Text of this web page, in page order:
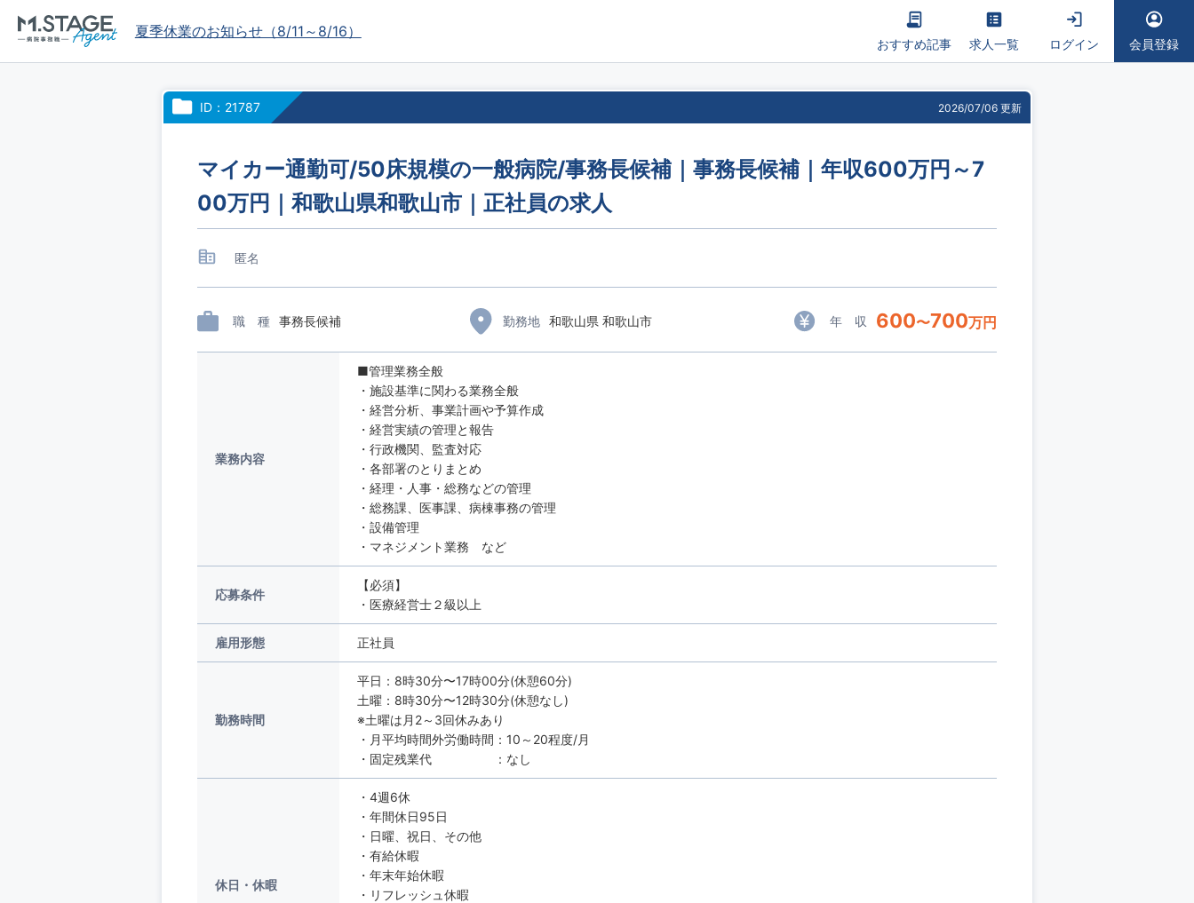
夏季休業のお知らせ（8/11～8/16）
おすすめ記事 求人一覧 ログイン 会員登録
ID：21787 2026/07/06 更新
マイカー通勤可/50床規模の一般病院/事務長候補｜事務長候補｜年収600万円～7
00万円｜和歌山県和歌山市｜正社員の求人
匿名
職 種 事務長候補 勤務地 和歌山県 和歌山市 年 収 600〜700万円
業務内容
■管理業務全般
・施設基準に関わる業務全般
・経営分析、事業計画や予算作成
・経営実績の管理と報告
・行政機関、監査対応
・各部署のとりまとめ
・経理・人事・総務などの管理
・総務課、医事課、病棟事務の管理
・設備管理
・マネジメント業務 など
応募条件
【必須】
・医療経営士２級以上
雇用形態 正社員
勤務時間
平日：8時30分〜17時00分(休憩60分)
土曜：8時30分〜12時30分(休憩なし)
※土曜は月2～3回休みあり
・月平均時間外労働時間：10～20程度/月
・固定残業代 ：なし
休日・休暇
・4週6休
・年間休日95日
・日曜、祝日、その他
・有給休暇
・年末年始休暇
・リフレッシュ休暇